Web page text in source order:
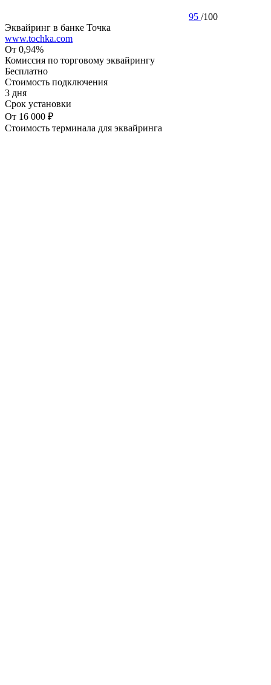
95 /100
Эквайринг в банке Точка
www.tochka.com
От 0,94%
Комиссия по торговому эквайрингу
Бесплатно
Стоимость подключения
3 дня
Срок установки
От 16 000 ₽
Стоимость терминала для эквайринга